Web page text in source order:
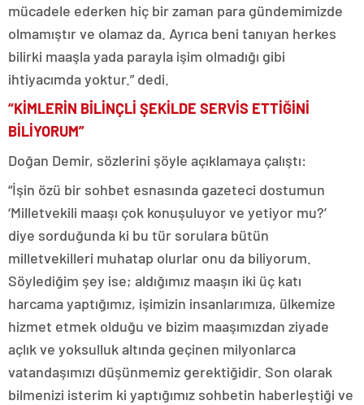
mücadele ederken hiç bir zaman para gündemimizde
olmamıştır ve olamaz da. Ayrıca beni tanıyan herkes
bilirki maaşla yada parayla işim olmadığı gibi
ihtiyacımda yoktur.” dedi.
“KİMLERİN BİLİNÇLİ ŞEKİLDE SERVİS ETTİĞİNİ
BİLİYORUM”
Doğan Demir, sözlerini şöyle açıklamaya çalıştı:
“İşin özü bir sohbet esnasında gazeteci dostumun
‘Milletvekili maaşı çok konuşuluyor ve yetiyor mu?’
diye sorduğunda ki bu tür sorulara bütün
milletvekilleri muhatap olurlar onu da biliyorum.
Söylediğim şey ise; aldığımız maaşın iki üç katı
harcama yaptığımız, işimizin insanlarımıza, ülkemize
hizmet etmek olduğu ve bizim maaşımızdan ziyade
açlık ve yoksulluk altında geçinen milyonlarca
vatandaşımızı düşünmemiz gerektiğidir. Son olarak
bilmenizi isterim ki yaptığımız sohbetin haberleştiği ve